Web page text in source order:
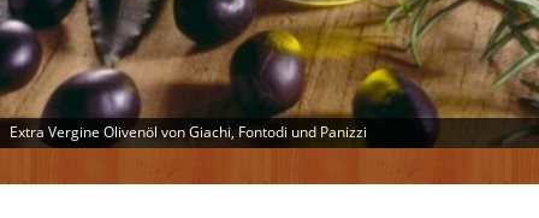
Extra Vergine Olivenöl von Giachi, Fontodi und Panizzi